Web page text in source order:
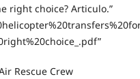
right choice? Articulo.”
Rescue Crew